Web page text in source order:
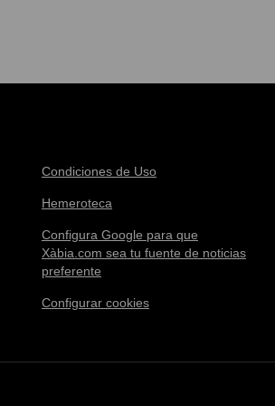
Condiciones de Uso
Hemeroteca
Configura Google para que
Xàbia.com sea tu fuente de noticias
preferente
Configurar cookies